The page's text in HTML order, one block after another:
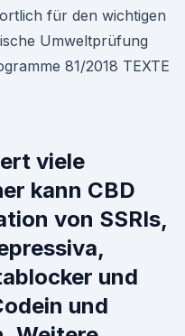
für den wichtigen
Umweltprüfung
81/2018 TEXTE
viele
kann CBD
von SSRIs,
und
und